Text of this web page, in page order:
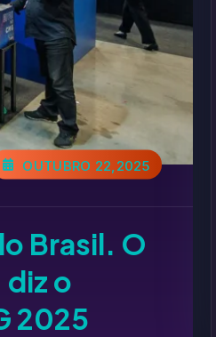
OUTUBRO 22,2025
Brasil. O
o
2025